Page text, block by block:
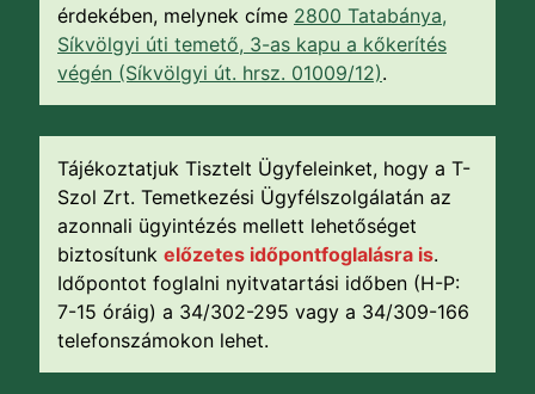
érdekében, melynek címe 2800 Tatabánya,
Síkvölgyi úti temető, 3-as kapu a kőkerítés
végén (Síkvölgyi út. hrsz. 01009/12).
Tájékoztatjuk Tisztelt Ügyfeleinket, hogy a T-
Szol Zrt. Temetkezési Ügyfélszolgálatán az
azonnali ügyintézés mellett lehetőséget
biztosítunk előzetes időpontfoglalásra is.
Időpontot foglalni nyitvatartási időben (H-P:
7-15 óráig) a 34/302-295 vagy a 34/309-166
telefonszámokon lehet.